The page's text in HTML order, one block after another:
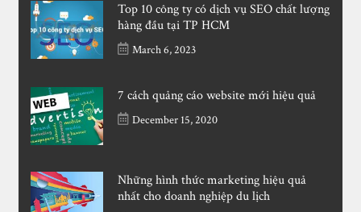
Top 10 công ty có dịch vụ SEO chất lượng
hàng đầu tại TP HCM
March 6, 2023
7 cách quảng cáo website mới hiệu quả
December 15, 2020
Những hình thức marketing hiệu quả
nhất cho doanh nghiệp du lịch